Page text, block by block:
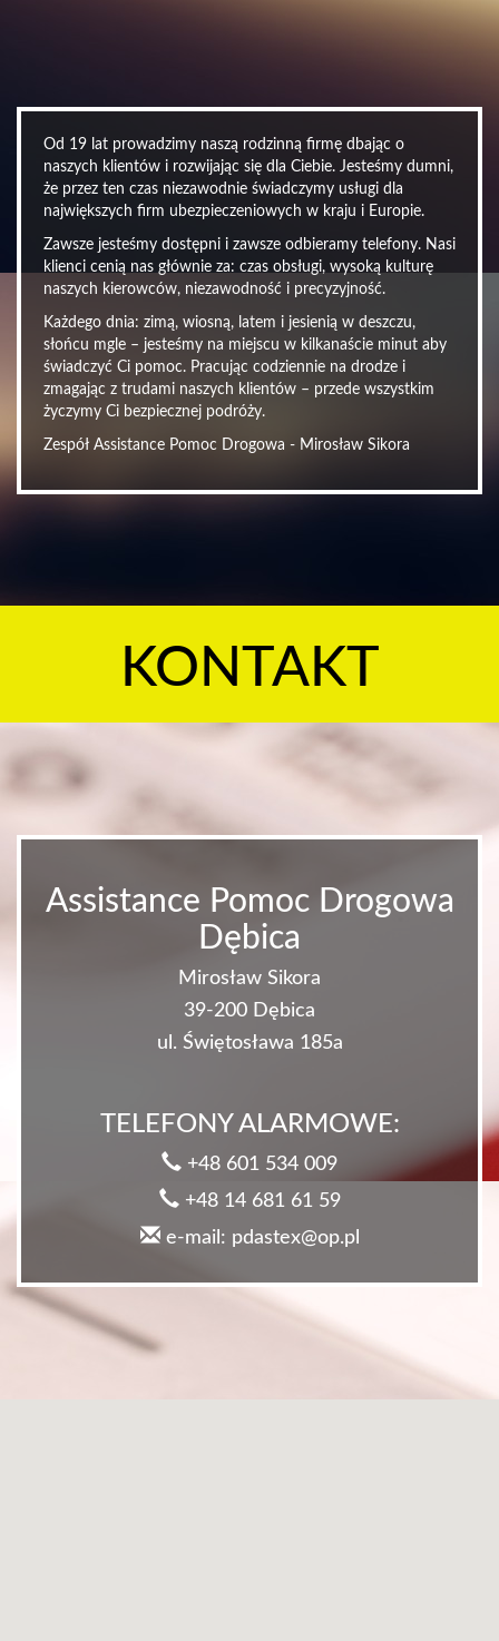
Od 19 lat prowadzimy naszą rodzinną firmę dbając o
naszych klientów i rozwijając się dla Ciebie. Jesteśmy dumni,
że przez ten czas niezawodnie świadczymy usługi dla
największych firm ubezpieczeniowych w kraju i Europie.
Zawsze jesteśmy dostępni i zawsze odbieramy telefony. Nasi
klienci cenią nas głównie za: czas obsługi, wysoką kulturę
naszych kierowców, niezawodność i precyzyjność.
Każdego dnia: zimą, wiosną, latem i jesienią w deszczu,
słońcu mgle – jesteśmy na miejscu w kilkanaście minut aby
świadczyć Ci pomoc. Pracując codziennie na drodze i
zmagając z trudami naszych klientów – przede wszystkim
życzymy Ci bezpiecznej podróży.
Zespół Assistance Pomoc Drogowa - Mirosław Sikora
KONTAKT
Assistance Pomoc Drogowa
Dębica
Mirosław Sikora
39-200 Dębica
ul. Świętosława 185a
TELEFONY ALARMOWE:
+48 601 534 009
+48 14 681 61 59
e-mail: pdastex@op.pl